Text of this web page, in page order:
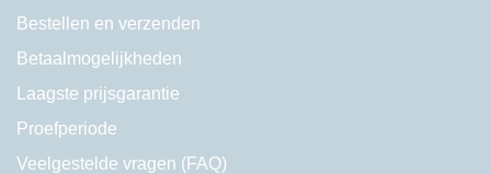
Bestellen en verzenden
Betaalmogelijkheden
Laagste prijsgarantie
Proefperiode
Veelgestelde vragen (FAQ)